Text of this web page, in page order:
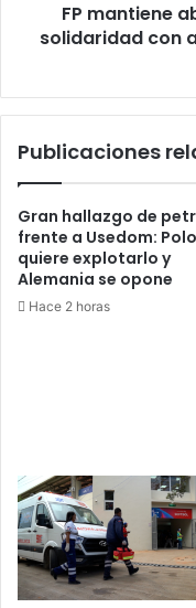
afectados
Venezuela
FP mantiene
solidaridad con
Publicaciones
Gran hallazgo de
frente a Usedom:
quiere explotarlo y
Alemania se opone
Hace 2 horas